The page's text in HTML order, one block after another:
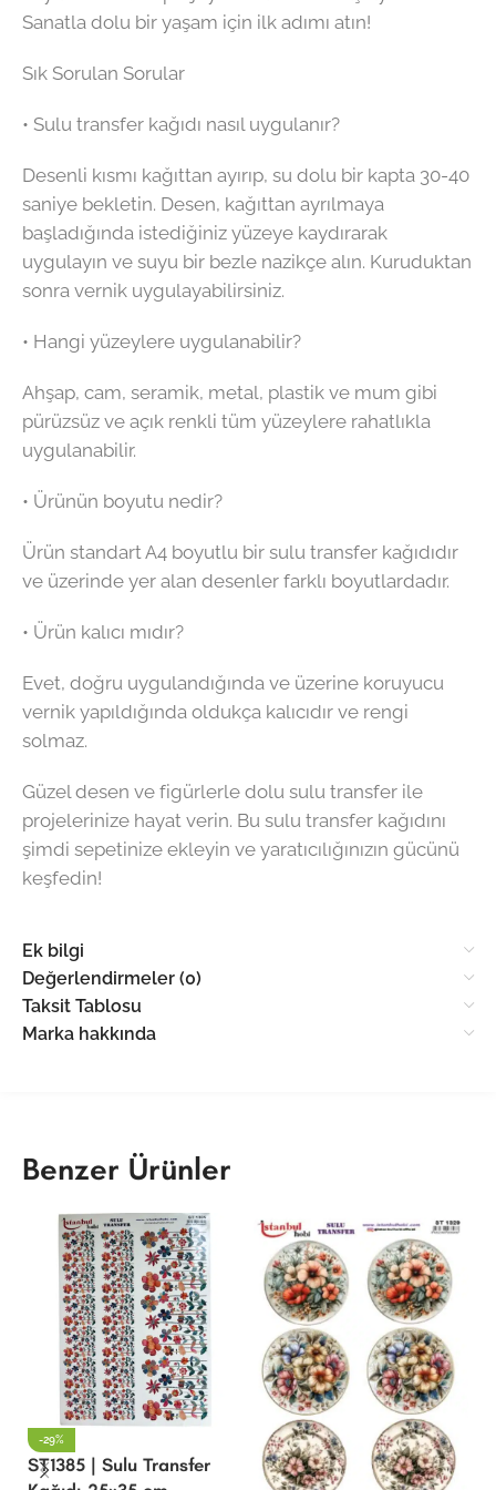
Sanatla dolu bir yaşam için ilk adımı atın!
Sık Sorulan Sorular
• Sulu transfer kağıdı nasıl uygulanır?
Desenli kısmı kağıttan ayırıp, su dolu bir kapta 30-40
saniye bekletin. Desen, kağıttan ayrılmaya
başladığında istediğiniz yüzeye kaydırarak
uygulayın ve suyu bir bezle nazikçe alın. Kuruduktan
sonra vernik uygulayabilirsiniz.
• Hangi yüzeylere uygulanabilir?
Ahşap, cam, seramik, metal, plastik ve mum gibi
pürüzsüz ve açık renkli tüm yüzeylere rahatlıkla
uygulanabilir.
• Ürünün boyutu nedir?
Ürün standart A4 boyutlu bir sulu transfer kağıdıdır
ve üzerinde yer alan desenler farklı boyutlardadır.
• Ürün kalıcı mıdır?
Evet, doğru uygulandığında ve üzerine koruyucu
vernik yapıldığında oldukça kalıcıdır ve rengi
solmaz.
Güzel desen ve figürlerle dolu sulu transfer ile
projelerinize hayat verin. Bu sulu transfer kağıdını
şimdi sepetinize ekleyin ve yaratıcılığınızın gücünü
keşfedin!
Ek bilgi
Değerlendirmeler (0)
Taksit Tablosu
Marka hakkında
Benzer Ürünler
-29%
ST1385 | Sulu Transfer